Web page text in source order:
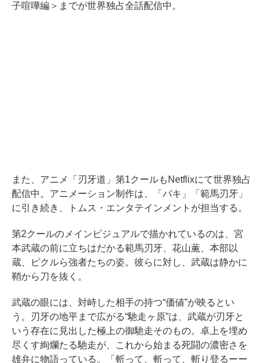
子喧嘩編＞までが世界独占全話配信中。
また、アニメ「刃牙道」第1クールもNetflixにて世界独占
配信中。アニメーション制作は、「バキ」「範馬刃牙」
に引き続き、トムス・エンタテインメントが担当する。
第2クールのメインビジュアルで描かれているのは、宮
本武蔵の前に立ちはだかる範馬刃牙、花山薫、本部以
蔵、ピクルら強者たちの姿。彼らに対し、武蔵は静かに
鞘から刀を抜く。
武蔵の眼には、対峙した相手の持つ“価値”が映るとい
う。刃牙の地平まで広がる“馳走ヶ原”は、武蔵が刃牙と
いう存在に見出した極上の御馳走そのもの。卓上を埋め
尽くす絢爛たる馳走が、これから始まる死闘の濃密さを
雄弁に物語っている。「斬って、斬って、斬り登るーー